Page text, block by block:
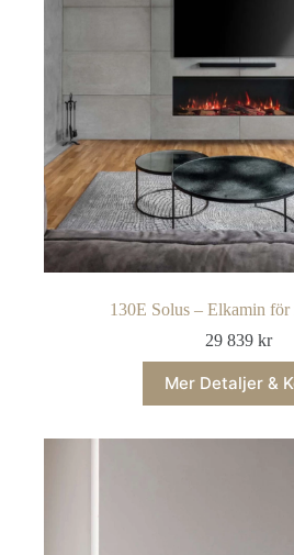
130E Solus – Elkamin för
29 839 kr
Mer Detaljer &